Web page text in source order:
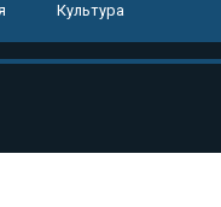
Культура